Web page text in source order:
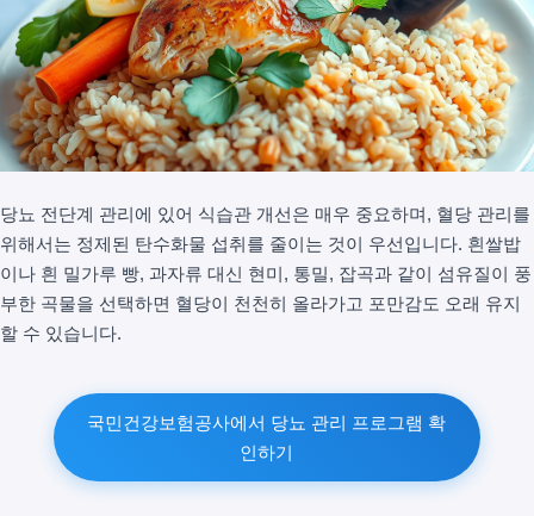
당뇨 전단계 관리에 있어 식습관 개선은 매우 중요하며, 혈당 관리를
위해서는 정제된 탄수화물 섭취를 줄이는 것이 우선입니다. 흰쌀밥
이나 흰 밀가루 빵, 과자류 대신 현미, 통밀, 잡곡과 같이 섬유질이 풍
부한 곡물을 선택하면 혈당이 천천히 올라가고 포만감도 오래 유지
할 수 있습니다.
국민건강보험공사에서 당뇨 관리 프로그램 확
인하기